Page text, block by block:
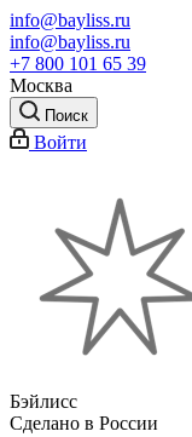
info@bayliss.ru
info@bayliss.ru
+7 800 101 65 39
Москва
Поиск
Войти
Бэйлисс
Сделано в России